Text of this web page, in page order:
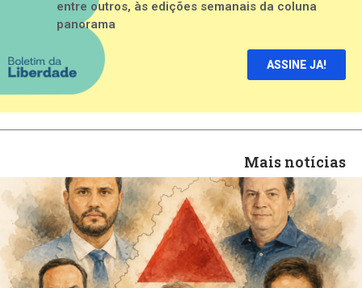
entre outros, às edições semanais da coluna
panorama
ASSINE JA!
Mais notícias